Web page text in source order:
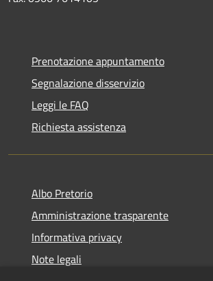
Prenotazione appuntamento
Segnalazione disservizio
Leggi le FAQ
Richiesta assistenza
Albo Pretorio
Amministrazione trasparente
Informativa privacy
Note legali